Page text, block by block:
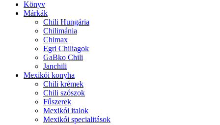
Könyv
Márkák
Chili Hungária
Chilimánia
Chimax
Egri Chiliagok
GaBko Chili
Janchili
Mexikói konyha
Chili krémek
Chili szószok
Fűszerek
Mexikói italok
Mexikói specialitások